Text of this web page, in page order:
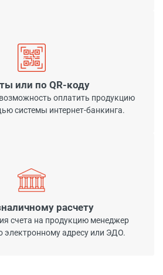
или по QR-коду
оплатить продукцию
системы интернет-банкинга.
расчету
счета на продукцию менеджер
электронному адресу или ЭДО.